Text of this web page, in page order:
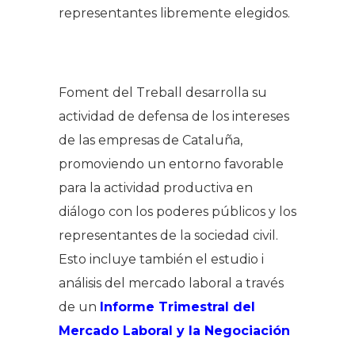
representantes libremente elegidos.
Foment del Treball desarrolla su
actividad de defensa de los intereses
de las empresas de Cataluña,
promoviendo un entorno favorable
para la actividad productiva en
diálogo con los poderes públicos y los
representantes de la sociedad civil.
Esto incluye también el estudio i
análisis del mercado laboral a través
de un Informe Trimestral del
Mercado Laboral y la Negociación